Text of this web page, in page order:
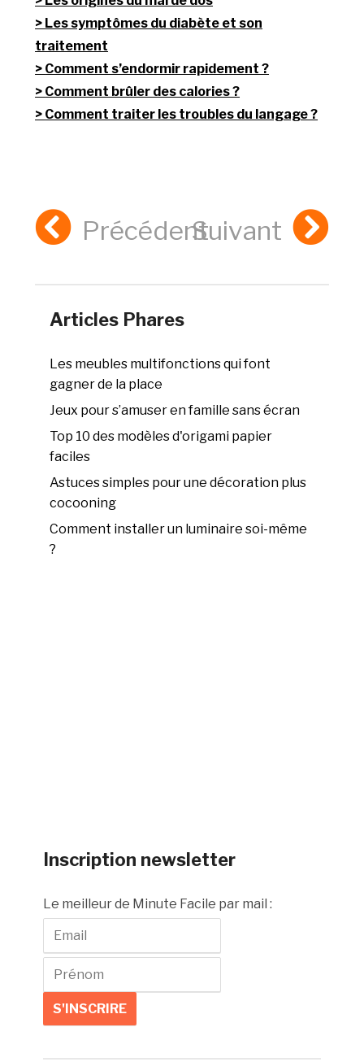
Les symptômes du diabète et son
traitement
Comment s’endormir rapidement ?
Comment brûler des calories ?
Comment traiter les troubles du langage ?
PrécédentSuivant
Articles Phares
Les meubles multifonctions qui font
gagner de la place
Jeux pour s’amuser en famille sans écran
Top 10 des modèles d'origami papier
faciles
Astuces simples pour une décoration plus
cocooning
Comment installer un luminaire soi-même
?
Inscription newsletter
Le meilleur de Minute Facile par mail :